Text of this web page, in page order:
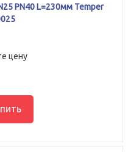
PN40 L=230мм Temper
цену